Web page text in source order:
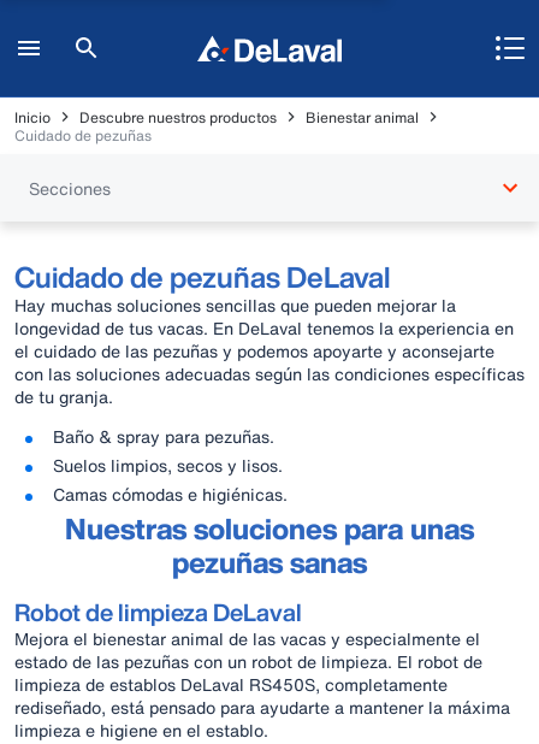
Inicio Descubre nuestros productos
Bienestar animal
Cuidado de pezuñas
Secciones
Cuidado de pezuñas DeLaval
Hay muchas soluciones sencillas que pueden mejorar la
longevidad de tus vacas. En DeLaval tenemos la experiencia en
el cuidado de las pezuñas y podemos apoyarte y aconsejarte
con las soluciones adecuadas según las condiciones específicas
de tu granja.
Baño & spray para pezuñas.
Suelos limpios, secos y lisos.
Camas cómodas e higiénicas.
Nuestras soluciones para unas
pezuñas sanas
Robot de limpieza DeLaval
Mejora el bienestar animal de las vacas y especialmente el
estado de las pezuñas con un robot de limpieza. El robot de
limpieza de establos DeLaval RS450S, completamente
rediseñado, está pensado para ayudarte a mantener la máxima
limpieza e higiene en el establo.